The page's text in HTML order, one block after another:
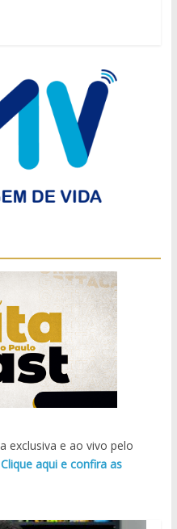
exclusiva e ao vivo pelo
Clique aqui e confira as